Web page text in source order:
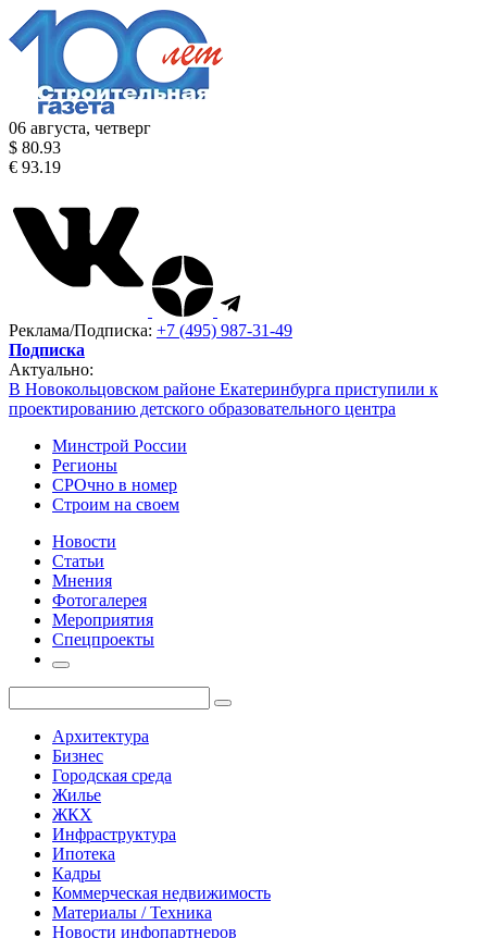
06 августа, четверг
$ 80.93
€ 93.19
Реклама/Подписка: +7 (495) 987-31-49
Подписка
Актуально:
В Новокольцовском районе Екатеринбурга приступили к
проектированию детского образовательного центра
Минстрой России
Регионы
СРОчно в номер
Строим на своем
Новости
Статьи
Мнения
Фотогалерея
Мероприятия
Спецпроекты
Архитектура
Бизнес
Городская среда
Жилье
ЖКХ
Инфраструктура
Ипотека
Кадры
Коммерческая недвижимость
Материалы / Техника
Новости инфопартнеров